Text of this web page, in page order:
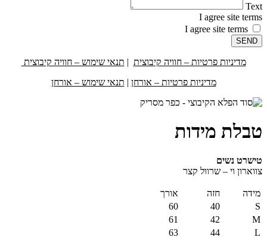
Text
I agree site terms
I agree site terms
SEND
מדיניות פרטיות – חוויה קיבוצית | תנאי שימוש – חוויה קיבוצית
מדיניות פרטיות – אורחן | תנאי שימוש – אורחן
טבלת מידות
טישרט נשים
צווארון וי – שרוול קצר
מידה חזה
אורך
S
40
60
M
42
61
L
44
63